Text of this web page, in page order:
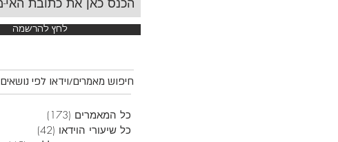
לחץ להרשמה
חיפוש מאמרים/וידאו לפי נושאים
כל המאמרים (173)
כל שיעורי הוידאו (42)